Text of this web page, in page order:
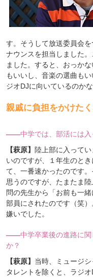
す。そうして放送委員会
ナウンスを担当しました
ました。すると、おっか
もいいし、音楽の選曲も
ジオDJに向いているのか
親戚に負担をかけた
――中学では、部活には
【萩原】 陸上部に入って
いのですが、１年生のと
て、一番速かったのです
思うのですが、たまたま
問の先生から「お前も一
部員にされたのです（笑
嫌いでした。
――中学卒業後の進路に
か？
【萩原】 当時、ミュージ
タレントを除くと、ラジ